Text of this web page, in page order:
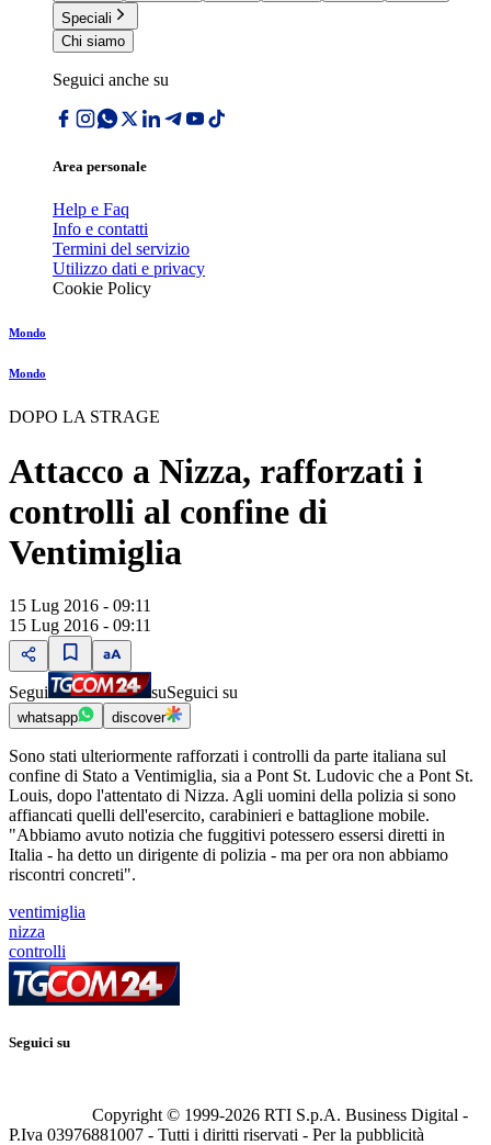
Speciali
Chi siamo
Seguici anche su
Area personale
Help e Faq
Info e contatti
Termini del servizio
Utilizzo dati e privacy
Cookie Policy
Mondo
Mondo
DOPO LA STRAGE
Attacco a Nizza, rafforzati i
controlli al confine di
Ventimiglia
15 Lug 2016 - 09:11
15 Lug 2016 - 09:11
Segui suSeguici su
whatsapp discover
Sono stati ulteriormente rafforzati i controlli da parte italiana sul
confine di Stato a Ventimiglia, sia a Pont St. Ludovic che a Pont St.
Louis, dopo l'attentato di Nizza. Agli uomini della polizia si sono
affiancati quelli dell'esercito, carabinieri e battaglione mobile.
"Abbiamo avuto notizia che fuggitivi potessero essersi diretti in
Italia - ha detto un dirigente di polizia - ma per ora non abbiamo
riscontri concreti".
ventimiglia
nizza
controlli
Seguici su
Copyright © 1999-2026 RTI S.p.A. Business Digital -
P.Iva 03976881007 - Tutti i diritti riservati - Per la pubblicità